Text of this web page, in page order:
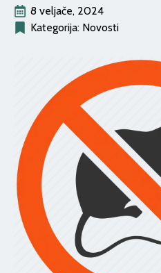
8 veljače, 2024
Kategorija: Novosti